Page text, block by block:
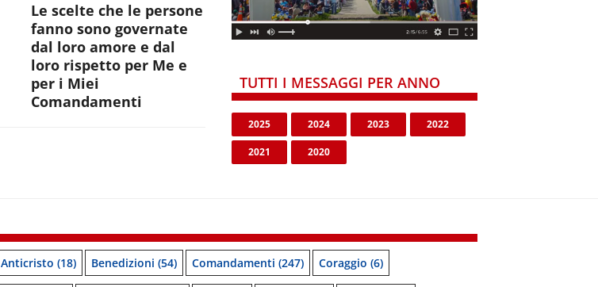
Le scelte che le persone
fanno sono governate
dal loro amore e dal
loro rispetto per Me e
per i Miei
Comandamenti
TUTTI I MESSAGGI PER ANNO
2025 2024 2023 2022
2021 2020
Anticristo (18) Benedizioni (54) Comandamenti (247) Coraggio (6)